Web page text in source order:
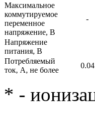
Максимальное
коммутируемое
переменное
напряжение, В
-
Напряжение
питания, В
Потребляемый
ток, А, не более
0.04
* -